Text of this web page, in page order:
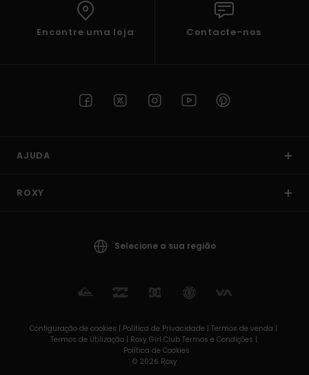
Encontre uma loja Contacte-nos
AJUDA
ROXY
Selecione a sua região
Configuração de cookies | Política de Privacidade | Termos de venda |
Termos de Utilizaçâo | Roxy Girl Club Termos e Condições |
Política de Cookies
© 2026 Roxy